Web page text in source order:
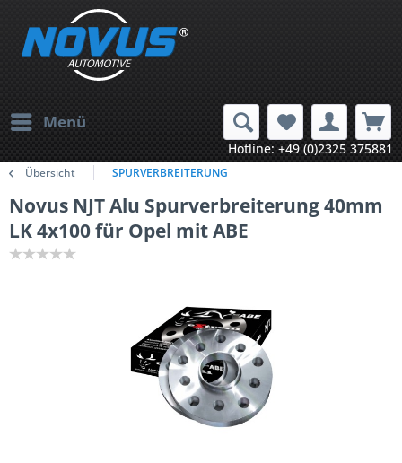
Menü
Hotline: +49 (0)2325 375881
Übersicht SPURVERBREITERUNG
Novus NJT Alu Spurverbreiterung 40mm
LK 4x100 für Opel mit ABE